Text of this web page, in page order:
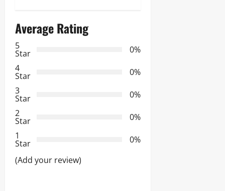
a
c
i
ó
n
d
e
Average Rating
5
Star
0%
4
Star
0%
3
Star
0%
2
Star
0%
1
Star
0%
(Add your review)